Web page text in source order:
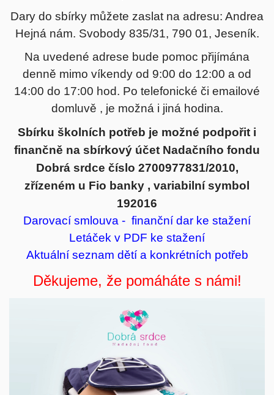
Dary do sbírky můžete zaslat na adresu: Andrea
Hejná nám. Svobody 835/31, 790 01, Jeseník.
Na uvedené adrese bude pomoc přijímána
denně mimo víkendy od 9:00 do 12:00 a od
14:00 do 17:00 hod. Po telefonické či emailové
domluvě , je možná i jiná hodina.
Sbírku školních potřeb je možné podpořit i
finančně na sbírkový účet Nadačního fondu
Dobrá srdce číslo 2700977831/2010,
zřízeném u Fio banky , variabilní symbol
192016
Darovací smlouva - finanční dar ke stažení
Letáček v PDF ke stažení
Aktuální seznam dětí a konkrétních potřeb
Děkujeme, že pomáháte s námi!